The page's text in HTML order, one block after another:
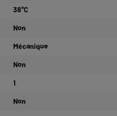
38°C
Non
Mécanique
Non
1
Non